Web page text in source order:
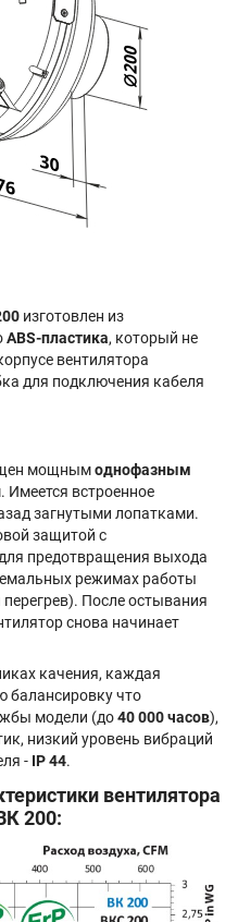
изготовлен из
ABS-пластика, который не
вентилятора
для подключения кабеля
мощнымоднофазным
встроенное
загнутыми лопатками.
защитой с
предотвращения выхода
режимах работы
После остывания
снова начинает
качения, каждая
балансировку что
модели (до40 000 часов),
низкий уровень вибраций
- IP 44.
вентилятора
200: